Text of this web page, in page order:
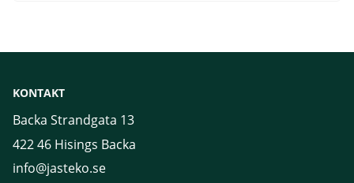
KONTAKT
Backa Strandgata 13
422 46 Hisings Backa
info@jasteko.se